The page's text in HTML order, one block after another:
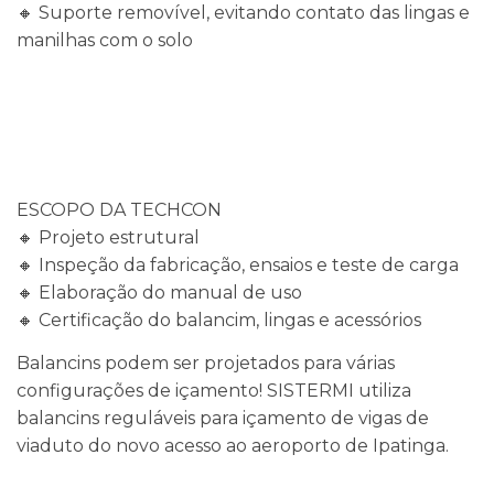
🔸 Suporte removível, evitando contato das lingas e
manilhas com o solo
ESCOPO DA TECHCON
🔸 Projeto estrutural
🔸 Inspeção da fabricação, ensaios e teste de carga
🔸 Elaboração do manual de uso
🔸 Certificação do balancim, lingas e acessórios
Balancins podem ser projetados para várias
configurações de içamento! SISTERMI utiliza
balancins reguláveis para içamento de vigas de
viaduto do novo acesso ao aeroporto de Ipatinga.